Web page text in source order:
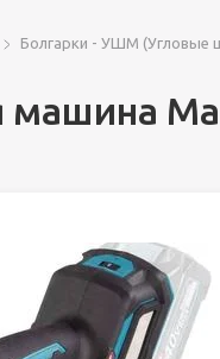
Болгарки - УШМ (Угловые